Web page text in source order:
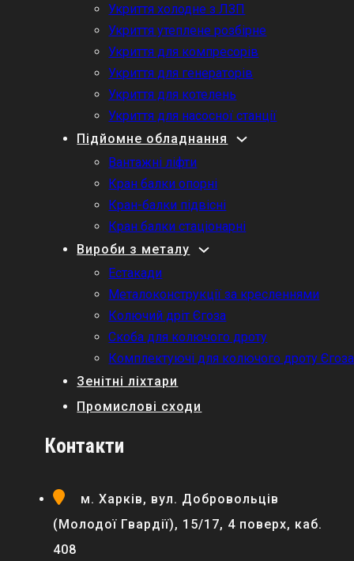
Укриття холодне з ЛЗП
Укриття утеплене розбірне
Укриття для компресорів
Укриття для генераторів
Укриття для котелень
Укриття для насосної станції
Підйомне обладнання
Вантажні ліфти
Кран балки опорні
Кран-балки підвісні
Кран балки стаціонарні
Вироби з металу
Естакади
Металоконструкції за кресленнями
Колючий дріт Єгоза
Скоба для колючого дроту
Комплектуючі для колючого дроту Єгоза
Зенітні ліхтари
Промислові сходи
Контакти
м. Харків, вул. Добровольців
(Молодої Гвардії), 15/17, 4 поверх, каб.
408